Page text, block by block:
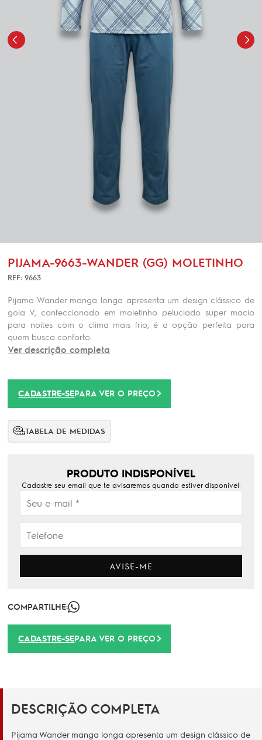
PIJAMA-9663-WANDER (GG) MOLETINHO
REF: 9663
Pijama Wander manga longa apresenta um design clássico de
gola V, confeccionado em moletinho peluciado super macio
para noites com o clima mais frio, é a opção perfeita para
quem busca conforto.
Ver descrição completa
CADASTRE-SEPARA VER O PREÇO
TABELA DE MEDIDAS
PRODUTO INDISPONÍVEL
Cadastre seu email que te avisaremos quando estiver disponível:
AVISE-ME
COMPARTILHE:
CADASTRE-SEPARA VER O PREÇO
DESCRIÇÃO COMPLETA
Pijama Wander manga longa apresenta um design clássico de